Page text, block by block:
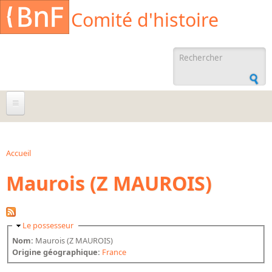
Aller au contenu principal
Comité d'histoire
recherche
À propos
Agenda
Ressources documentaires
Archives orales
Bibliographies
Bibliographie sur la BnF
Accueil
Maurois (Z MAUROIS)
Masquer
Le possesseur
Nom: Maurois (Z MAUROIS)
Origine géographique: France
Cookies management panel